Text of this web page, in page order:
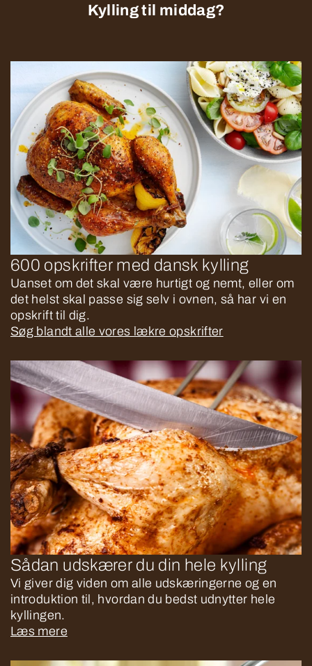
Kylling til middag?
600 opskrifter med dansk kylling
Uanset om det skal være hurtigt og nemt, eller om
det helst skal passe sig selv i ovnen, så har vi en
opskrift til dig.
Søg blandt alle vores lækre opskrifter
Sådan udskærer du din hele kylling
Vi giver dig viden om alle udskæringerne og en
introduktion til, hvordan du bedst udnytter hele
kyllingen.
Læs mere